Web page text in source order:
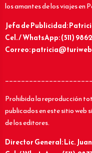
los amantes de los viajes en
Jefa de Publicidad:
Cel. / WhatsApp: (511)
Correo:
Prohibida la reproducción
publicados en este sitio web
de los editores.
Director General: Lic.